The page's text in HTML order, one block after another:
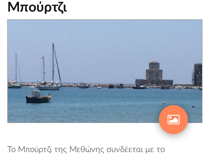
Μπούρτζι
Το Μπούρτζι της Μεθώνης συνδέεται με το